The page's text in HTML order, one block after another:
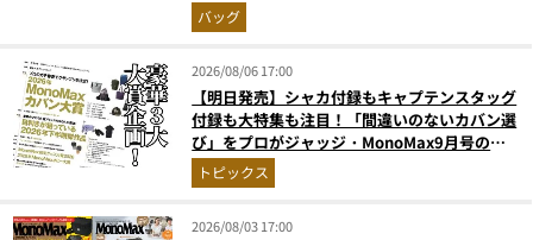
バッグ
2026/08/06 17:00
【明日発売】シャカ付録もキャプテンスタッグ
付録も大特集も注目！「間違いのないカバン選
び」をプロがジャッジ・MonoMax9月号の目
次を公開
トピックス
2026/08/03 17:00